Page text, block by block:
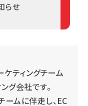
らせ
ケティングチーム
グ会社です。
ームに伴走し、EC